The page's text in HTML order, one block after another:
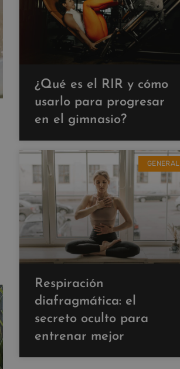
¿Qué es el RIR y cómo
usarlo para progresar
en el gimnasio?
GENERAL
Respiración
diafragmática: el
secreto oculto para
entrenar mejor